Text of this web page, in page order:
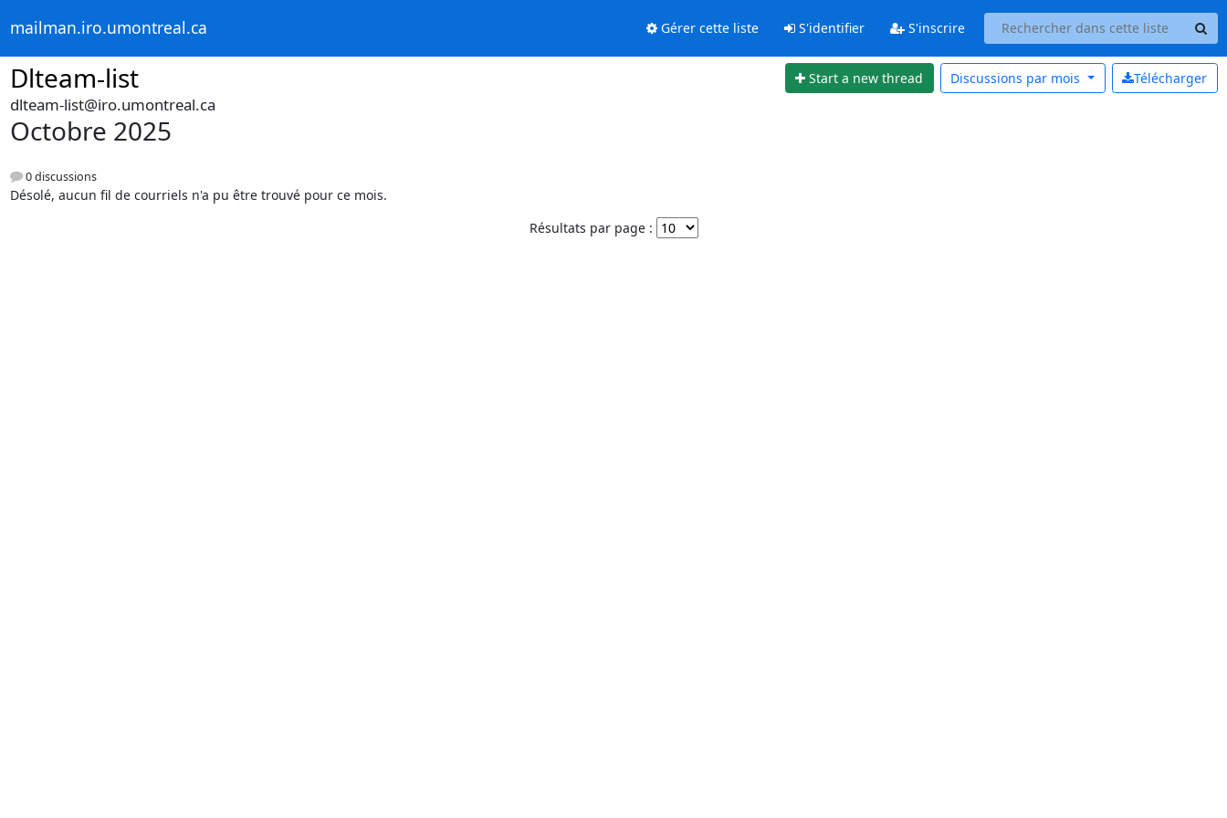
mailman.iro.umontreal.ca Gérer cette liste S'identifier S'inscrire
Dlteam-list Start a new thread Télécharger
Discussions par mois
dlteam-list@iro.umontreal.ca
Octobre 2025
0 discussions
Désolé, aucun fil de courriels n'a pu être trouvé pour ce mois.
Résultats par page :